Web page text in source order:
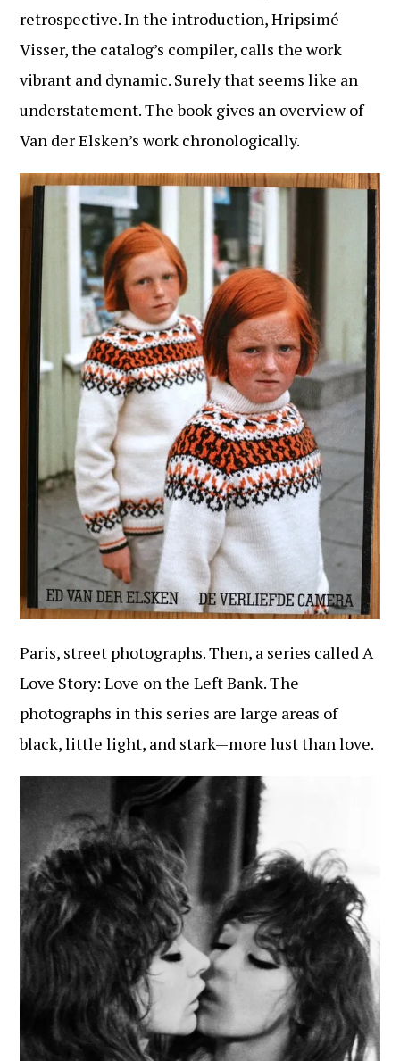
retrospective. In the introduction, Hripsimé
Visser, the catalog’s compiler, calls the work
vibrant and dynamic. Surely that seems like an
understatement. The book gives an overview of
Van der Elsken’s work chronologically.
Paris, street photographs. Then, a series called A
Love Story: Love on the Left Bank. The
photographs in this series are large areas of
black, little light, and stark—more lust than love.